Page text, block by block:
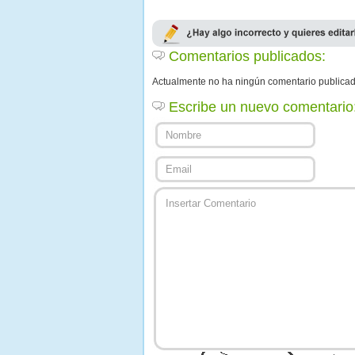
Comentarios publicados:
Actualmente no ha ningún comentario
Escribe un nuevo